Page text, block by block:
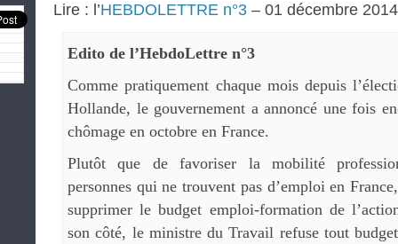
Lire : l’HEBDOLETTRE n°3 – 01 décembre 2014
Edito de l’HebdoLettre n°3
Comme pratiquement chaque mois depuis
Hollande, le gouvernement a annoncé une fois
chômage en octobre en France.
Plutôt que de favoriser la mobilité
personnes qui ne trouvent pas d’emploi en
supprimer le budget emploi-formation de
son côté, le ministre du Travail refuse tout